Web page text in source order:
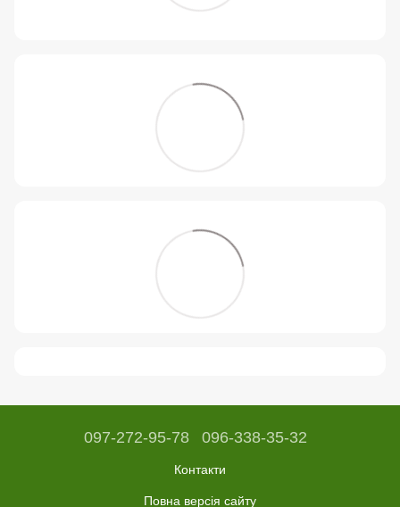
097-272-95-78 096-338-35-32
Контакти
Повна версія сайту